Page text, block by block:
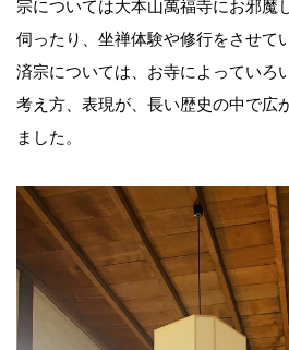
宗については大本山萬福寺にお邪魔
伺ったり、坐禅体験や修行をさせて
済宗については、お寺によっていろ
考え方、表現が、長い歴史の中で広
ました。